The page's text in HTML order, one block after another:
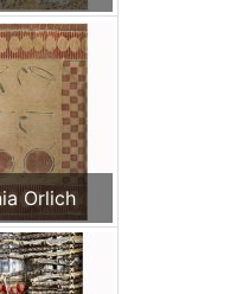
Orlich